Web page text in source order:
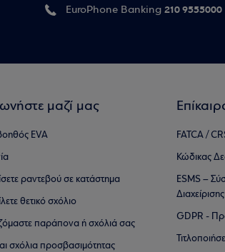
EuroPhone Banking 210 9555000
μαζί μας
EVA
ραντεβού σε κατάστημα
θετικό σχόλιο
παράπονα ή σχόλιά σας
σχόλια προσβασιμότητας
FATCA /
Κώδικας
ESMS –
Διαχείρισης
GDPR -